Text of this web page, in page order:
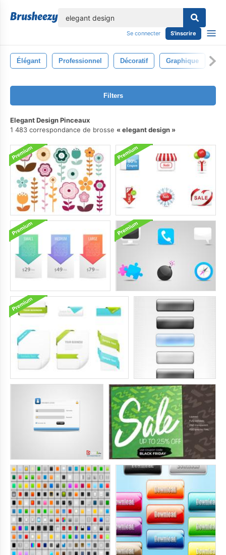
Se connecter S'inscrire
Élégant Professionnel Décoratif Graphique
Filters
Elegant Design Pinceaux
1 483 correspondance de brosse
elegant design